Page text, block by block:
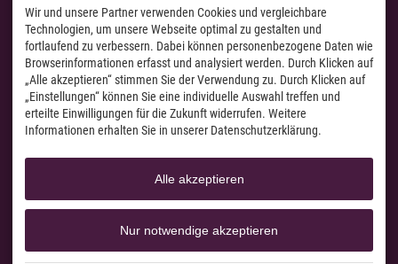
SERVICE
Unsere Zimmer &
Suiten
Suchen & Buchen
Anfragen
Anfahrt & Routenplaner
Webcams & Livecams
A-Z
AUSGEZEICHNET VON
Facebook
Instagram
YouTube
Wir und unsere Partner verwenden Cookies und vergleichbare
Technologien, um unsere Webseite optimal zu gestalten und
fortlaufend zu verbessern. Dabei können personenbezogene Daten wie
Browserinformationen erfasst und analysiert werden. Durch Klicken auf
„Alle akzeptieren“ stimmen Sie der Verwendung zu. Durch Klicken auf
„Einstellungen“ können Sie eine individuelle Auswahl treffen und
erteilte Einwilligungen für die Zukunft widerrufen. Weitere
Informationen erhalten Sie in unserer Datenschutzerklärung.
Alle akzeptieren
Nur notwendige akzeptieren